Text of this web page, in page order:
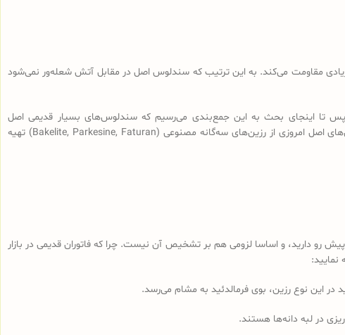
زیادی مقاومت می‌کند. به این ترتیب که سندلوس اصل در مقابل آتش شعله‌ور نمی‌شود
تا اینجای بحث به این جمع‌بندی می‌رسیم که سندلوس‌های بسیار قدیمی اصل
(سندلوس‌هایی با قدمت بیش از 100 سال، نه آنچه که در بازار به نام سندلوس آلمانی قدیمی فروخته می‌شود) از رزین طبیعی ساخته شده و سندلوس‌‌های اصل امروزی از رزین‌های سه‌گانه مصنوعی (Bakelite, Parkesine, Faturan) تهیه
دارید، و اساسا لزومی هم بر تشخیص آن نیست. چرا که فاتوران قدیمی در بازار
در لبه دانه‌ها هستند.